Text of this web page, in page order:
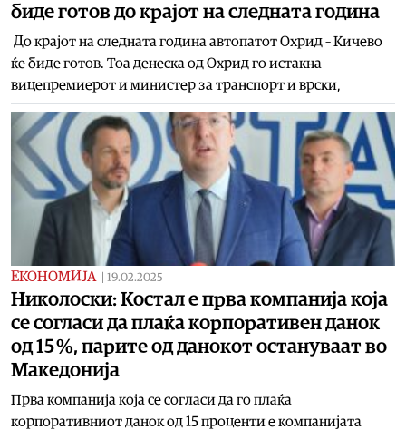
биде готов до крајот на следната година
До крајот на следната година автопатот Охрид – Кичево
ќе биде готов. Тоа денеска од Охрид го истакна
вицепремиерот и министер за транспорт и врски,
ЕКОНОМИЈА 19.02.2025
Николоски: Костал е прва компанија која
се согласи да плаќа корпоративен данок
од 15 %, парите од данокот остануваат во
Македонија
Прва компанија која се согласи да го плаќа
корпоративниот данок од 15 проценти е компанијата